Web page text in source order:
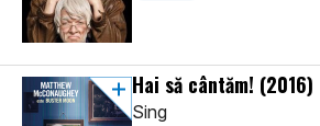
Hai să cântăm! (2016)
Sing